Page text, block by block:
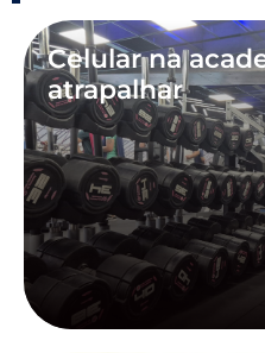
Celular na
atrapalhar